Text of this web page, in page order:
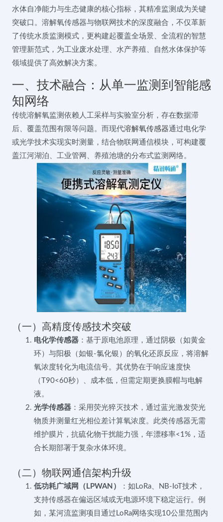
水体自净能力与生态健康的核心指标，其精准监测成为关键
突破口。溶解氧传感器与物联网技术的深度融合，不仅革新
了传统水质监测模式，更构建起覆盖全场景、全流程的智慧
管理新范式，为工业废水处理、水产养殖、自然水体保护等
领域提供了高效解决方案。
一、技术融合：从单一监测到智能感
知网络
传统溶解氧监测依赖人工采样与实验室分析，存在数据滞
后、覆盖范围有限等问题。而现代溶解氧传感器通过电化学
或光学技术实现实时测量，结合物联网通信模块，可构建覆
盖江河湖泊、工业管网、养殖池塘的分布式监测网络。
（一）高精度传感技术突破
电化学传感器：基于原电池原理，通过阴极（如黄金
环）与阳极（如银-氯化银）的氧化还原反应，将溶解
氧浓度转化为电流信号。其优势在于响应速度快
（T90<60秒）、成本低，但需定期更换膜帽与电解
液。
光学传感器：采用荧光猝灭技术，通过蓝光激发荧光
物质并测量红光相位差计算氧浓度。此类传感器无需
维护膜片，抗硫化物干扰能力强，年漂移率<1%，适
合长期部署于复杂水体环境。
（二）物联网通信架构升级
低功耗广域网（LPWAN）
：如LoRa、NB-IoT技术，
支持传感器在偏远区域或无电源环境下稳定运行。例
如，某河流监测项目通过LoRa网络实现10公里范围内